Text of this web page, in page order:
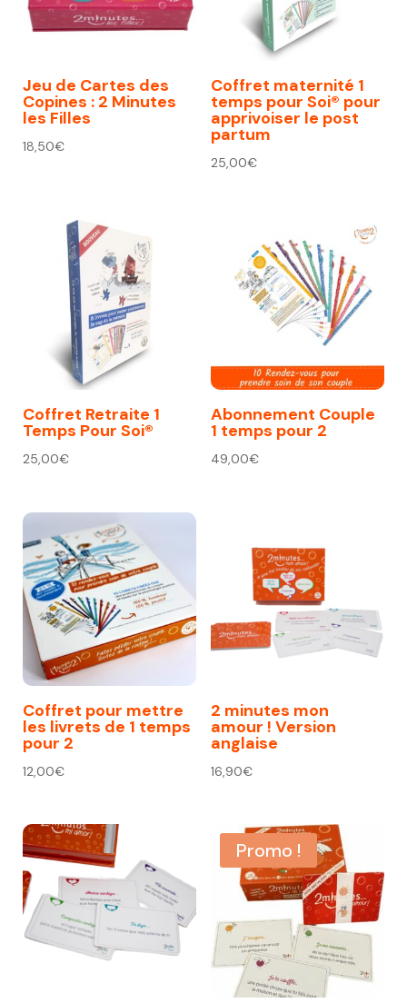
Jeu de Cartes des
Copines : 2 Minutes
les Filles
18,50€
Coffret maternité 1
temps pour Soi® pour
apprivoiser le post
partum
25,00€
Coffret Retraite 1
Temps Pour Soi®
25,00€
Abonnement Couple
1 temps pour 2
49,00€
Coffret pour mettre
les livrets de 1 temps
pour 2
12,00€
2 minutes mon
amour ! Version
anglaise
16,90€
Promo !